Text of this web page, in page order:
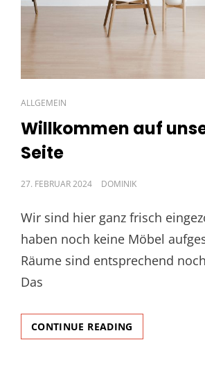
CAT
LINKS
ALLGEMEIN
Willkommen auf
Seite
POSTED
27. FEBRUAR 2024 DOMINIK
Wir sind hier ganz frisch
haben noch keine Möbel
Räume sind entsprechend
Das
CONTINUE READING
AUF